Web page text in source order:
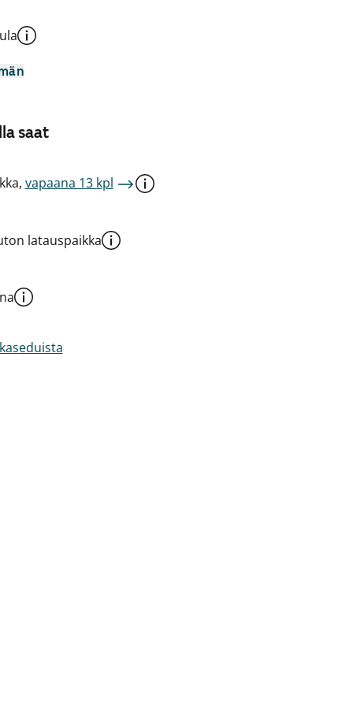
saat
vapaana 13 kpl
latauspaikka